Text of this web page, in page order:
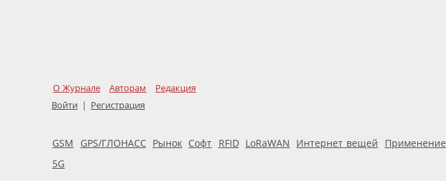
О Журнале Авторам
Редакция
Войти | Регистрация
GSM GPS/ГЛОНАСС Рынок Софт RFID LoRaWAN Интернет вещей Применение
5G